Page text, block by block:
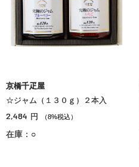
京橋千疋屋
☆ジャム（１３０ｇ）２本入
2,484 円 （8%税込）
在庫：○